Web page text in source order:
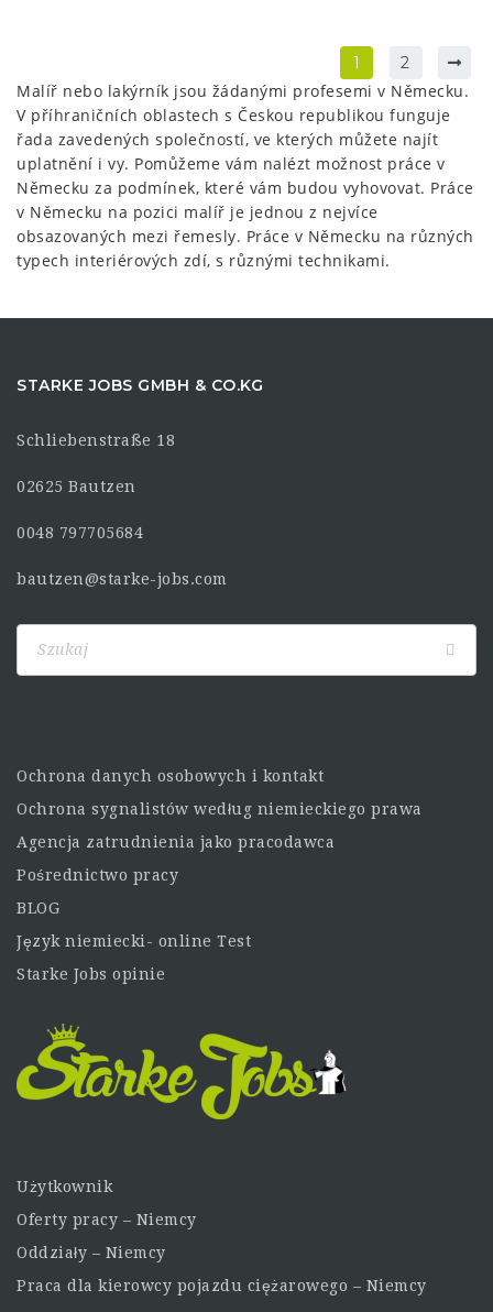
1 2
Malíř nebo lakýrník jsou žádanými profesemi v Německu.
V příhraničních oblastech s Českou republikou funguje
řada zavedených společností, ve kterých můžete najít
uplatnění i vy. Pomůžeme vám nalézt možnost práce v
Německu za podmínek, které vám budou vyhovovat. Práce
v Německu na pozici malíř je jednou z nejvíce
obsazovaných mezi řemesly. Práce v Německu na různých
typech interiérových zdí, s různými technikami.
STARKE JOBS GMBH & CO.KG
Schliebenstraße 18
02625 Bautzen
0048 797705684
bautzen@starke-jobs.com
Ochrona danych osobowych i kontakt
Ochrona sygnalistów według niemieckiego prawa
Agencja zatrudnienia jako pracodawca
Pośrednictwo pracy
BLOG
Język niemiecki- online Test
Starke Jobs opinie
Użytkownik
Oferty pracy – Niemcy
Oddziały – Niemcy
Praca dla kierowcy pojazdu ciężarowego – Niemcy